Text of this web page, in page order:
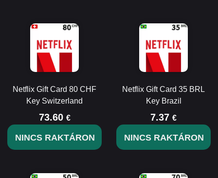
Netflix Gift Card 80 CHF
Key Switzerland
73.60 €
NINCS RAKTÁRON
Netflix Gift Card 35 BRL
Key Brazil
7.37 €
NINCS RAKTÁRON